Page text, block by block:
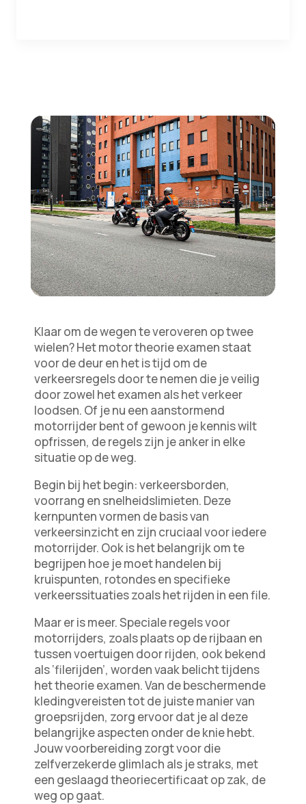
Klaar om de wegen te veroveren op twee
wielen? Het motor theorie examen staat
voor de deur en het is tijd om de
verkeersregels door te nemen die je veilig
door zowel het examen als het verkeer
loodsen. Of je nu een aanstormend
motorrijder bent of gewoon je kennis wilt
opfrissen, de regels zijn je anker in elke
situatie op de weg.
Begin bij het begin: verkeersborden,
voorrang en snelheidslimieten. Deze
kernpunten vormen de basis van
verkeersinzicht en zijn cruciaal voor iedere
motorrijder. Ook is het belangrijk om te
begrijpen hoe je moet handelen bij
kruispunten, rotondes en specifieke
verkeerssituaties zoals het rijden in een file.
Maar er is meer. Speciale regels voor
motorrijders, zoals plaats op de rijbaan en
tussen voertuigen door rijden, ook bekend
als ‘filerijden’, worden vaak belicht tijdens
het theorie examen. Van de beschermende
kledingvereisten tot de juiste manier van
groepsrijden, zorg ervoor dat je al deze
belangrijke aspecten onder de knie hebt.
Jouw voorbereiding zorgt voor die
zelfverzekerde glimlach als je straks, met
een geslaagd theoriecertificaat op zak, de
weg op gaat.